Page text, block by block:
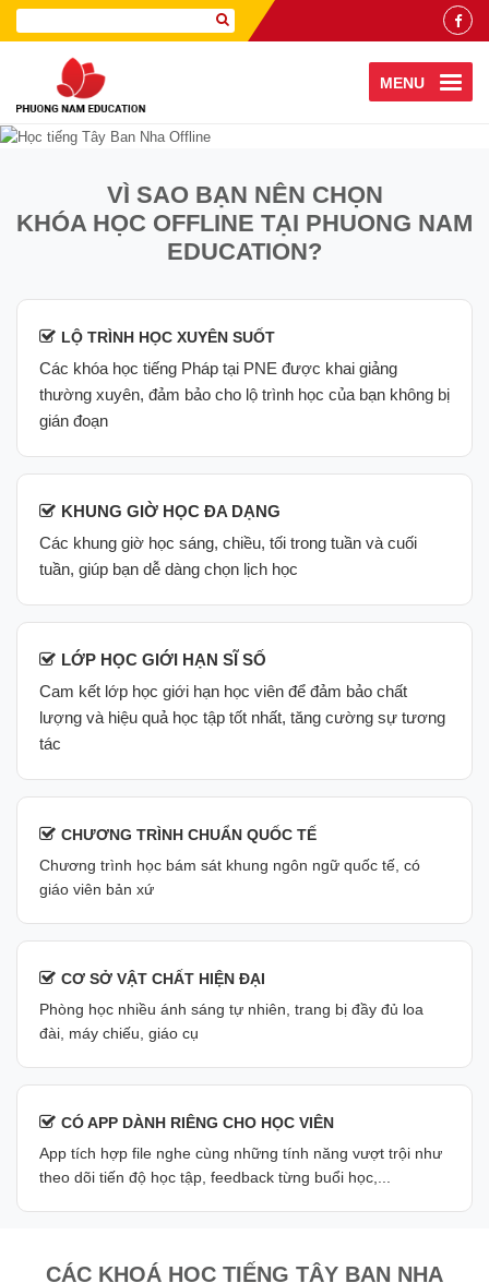
MENU
VÌ SAO BẠN NÊN CHỌN
KHÓA HỌC OFFLINE TẠI PHUONG NAM
EDUCATION?
LỘ TRÌNH HỌC XUYÊN SUỐT
Các khóa học tiếng Pháp tại PNE được khai giảng
thường xuyên, đảm bảo cho lộ trình học của bạn không bị
gián đoạn
KHUNG GIỜ HỌC ĐA DẠNG
Các khung giờ học sáng, chiều, tối trong tuần và cuối
tuần, giúp bạn dễ dàng chọn lịch học
LỚP HỌC GIỚI HẠN SĨ SỐ
Cam kết lớp học giới hạn học viên để đảm bảo chất
lượng và hiệu quả học tập tốt nhất, tăng cường sự tương
tác
CHƯƠNG TRÌNH CHUẨN QUỐC TẾ
Chương trình học bám sát khung ngôn ngữ quốc tế, có
giáo viên bản xứ
CƠ SỞ VẬT CHẤT HIỆN ĐẠI
Phòng học nhiều ánh sáng tự nhiên, trang bị đầy đủ loa
đài, máy chiếu, giáo cụ
CÓ APP DÀNH RIÊNG CHO HỌC VIÊN
App tích hợp file nghe cùng những tính năng vượt trội như
theo dõi tiến độ học tập, feedback từng buổi học,...
CÁC KHOÁ HỌC TIẾNG TÂY BAN NHA